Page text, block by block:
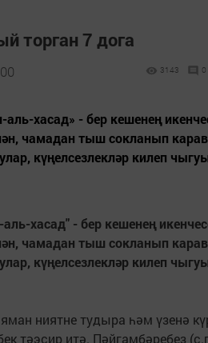
торган 7 дога
3143 0
аль-хасад» - бер кешенең
чамадан тыш сокланып
күңелсезлекләр килеп
хасад" - бер кешенең
чамадан тыш сокланып
күңелсезлекләр килеп
ниятне тудыра һәм үзенә
тәэсир итә. Пәйгамбәребез